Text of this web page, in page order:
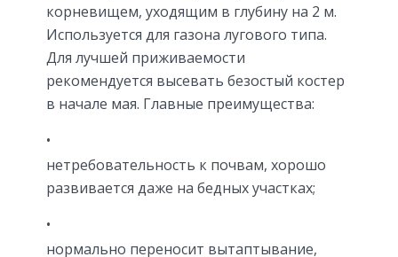
корневищем, уходящим в глубину на 2 м.
Используется для газона лугового типа.
Для лучшей приживаемости
рекомендуется высевать безостый костер
в начале мая. Главные преимущества:
нетребовательность к почвам, хорошо
развивается даже на бедных участках;
нормально переносит вытаптывание,